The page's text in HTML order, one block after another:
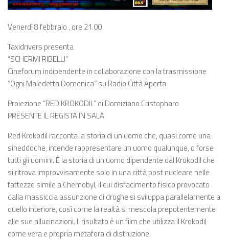
Venerdì 8 febbraio , ore 21.00
Taxidrivers presenta
“SCHERMI RIBELLI”
Cineforum indipendente in collaborazione con la trasmissione
“Ogni Maledetta Domenica” su Radio Città Aperta
Proiezione “RED KROKODIL” di Domiziano Cristopharo
PRESENTE IL REGISTA IN SALA
Red Krokodil racconta la storia di un uomo che, quasi come una
sineddoche, intende rappresentare un uomo qualunque, o forse
tutti gli uomini. È la storia di un uomo dipendente dal Krokodil che
si ritrova improvvisamente solo in una città post nucleare nelle
fattezze simile a Chernobyl, il cui disfacimento fisico provocato
dalla massiccia assunzione di droghe si sviluppa parallelamente a
quello interiore, così come la realtà si mescola prepotentemente
alle sue allucinazioni. Il risultato è un film che utilizza il Krokodil
come vera e propria metafora di distruzione.